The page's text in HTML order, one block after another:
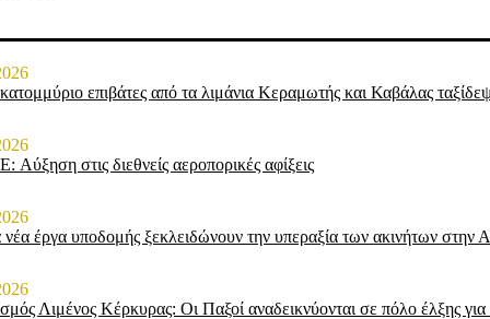
επιβάτες από τα λιμάνια Κεραμωτής και Καβάλας
Αύξηση στις διεθνείς αεροπορικές αφίξεις
έργα υποδομής ξεκλειδώνουν την υπεραξία των ακινήτων στην
Λιμένος Κέρκυρας: Οι Παξοί αναδεικνύονται σε πόλο έλξης